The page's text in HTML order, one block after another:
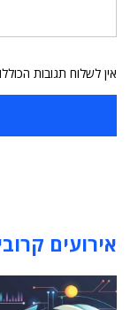
אין לשלוח תגובות
אירועים